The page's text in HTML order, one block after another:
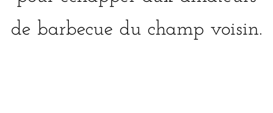
de barbecue du champ voisin.